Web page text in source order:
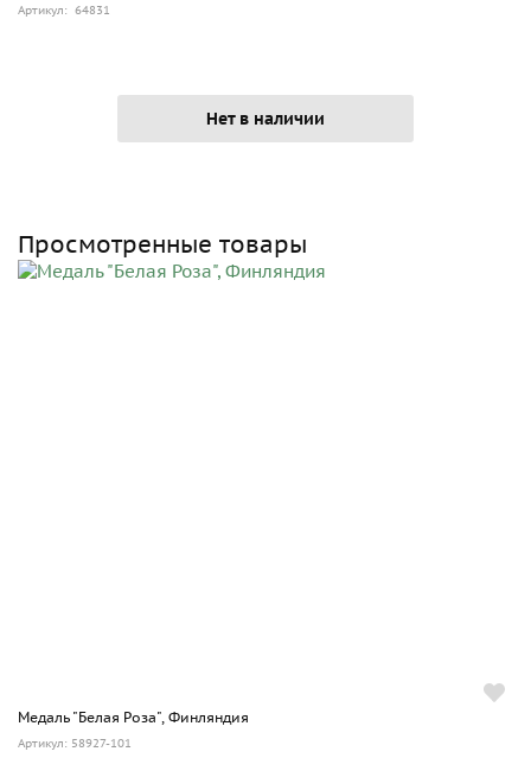
Артикул: 64831
Нет в наличии
Просмотренные товары
Медаль "Белая Роза", Финляндия
Артикул: 58927-101